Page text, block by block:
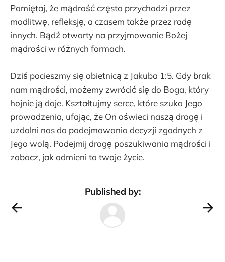
Pamiętaj, że mądrość często przychodzi przez
modlitwę, refleksję, a czasem także przez radę
innych. Bądź otwarty na przyjmowanie Bożej
mądrości w różnych formach.
Dziś pocieszmy się obietnicą z Jakuba 1:5. Gdy brak
nam mądrości, możemy zwrócić się do Boga, który
hojnie ją daje. Kształtujmy serce, które szuka Jego
prowadzenia, ufając, że On oświeci naszą drogę i
uzdolni nas do podejmowania decyzji zgodnych z
Jego wolą. Podejmij drogę poszukiwania mądrości i
zobacz, jak odmieni to twoje życie.
Published by: